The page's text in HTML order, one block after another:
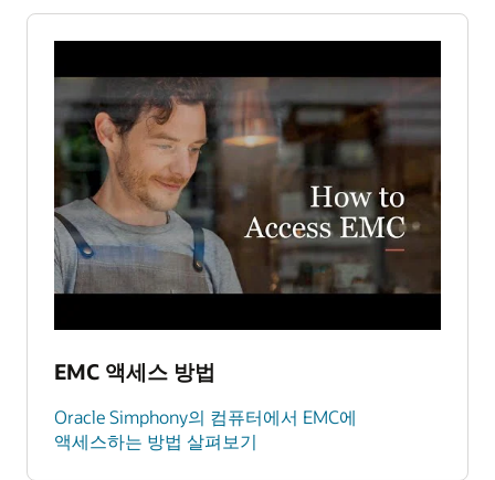
EMC 액세스 방법
Oracle Simphony의 컴퓨터에서 EMC에
액세스하는 방법 살펴보기